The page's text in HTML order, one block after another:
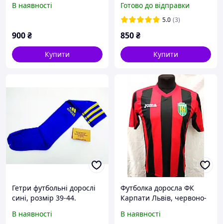
В наявності
900₴
Купити
термо для футболістів/
термобілизна
Готово до відправки
5.0 (3)
850₴
Купити
Гетри футбольні дорослі
сині, розмір 39-44.
В наявності
Футболка доросла ФК
Карпати Львів, червоно-
В наявності